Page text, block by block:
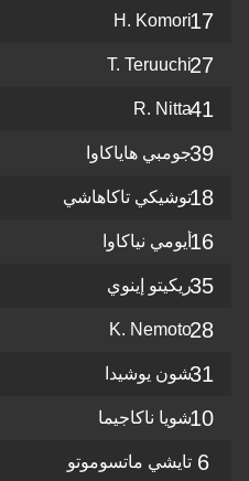
17
H. Komori
27
T. Teruuchi
41
R. Nitta
39جومبي هاياكاوا
18توشيكي تاكاهاشي
16أيومي نياكاوا
35ريكيتو إينوي
28
K. Nemoto
31شون يوشيدا
10شويا ناكاجيما
6 تايشي ماتسوموتو